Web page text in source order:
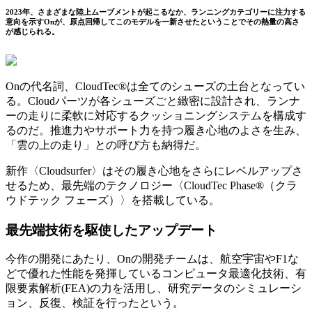
2023年、さまざまな陸上ムーブメントが起こるなか、ランニングカテゴリーに注力する
意向を示すOnが、原点回帰してこのモデルを一新させたということでその熱量の高さ
が感じられる。
Onの代名詞、CloudTec®は全てのシューズの土台となってい
る。Cloudパーツが各シューズごと緻密に設計され、ランナ
ーの走りに柔軟に対応するクッショニングシステムを構成す
るのだ。推進力やサポート力を持つ履き心地のよさを生み、
「雲の上の走り」との呼び方も納得だ。
新作〈Cloudsurfer〉はその履き心地をさらにレベルアップさ
せるため、最先端のテクノロジー〈CloudTec Phase®（クラ
ウドテック フェーズ）〉を搭載している。
最先端技術を駆使したアップデート
今作の開発にあたり、Onの開発チームは、航空宇宙やF1な
どで優れた性能を発揮しているコンピュータ最適化技術、有
限要素解析(FEA)の力を活用し、研究データのシミュレーシ
ョン、反復、検証を行ったという。